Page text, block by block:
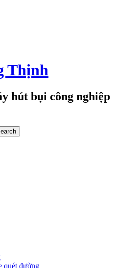
Thịnh
hút bụi công nghiệp
quét đường